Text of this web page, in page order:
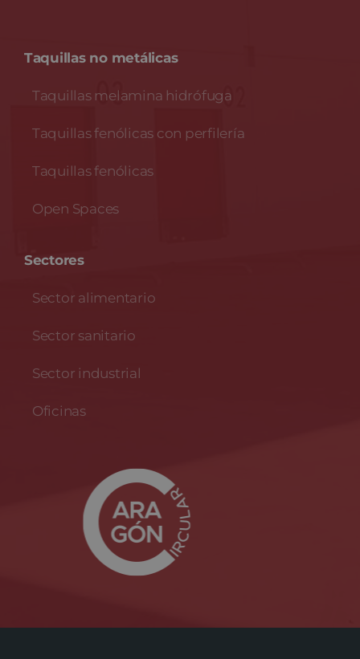
Taquillas no metálicas
Taquillas melamina hidrófuga
Taquillas fenólicas con perfilería
Taquillas fenólicas
Open Spaces
Sectores
Sector alimentario
Sector sanitario
Sector industrial
Oficinas